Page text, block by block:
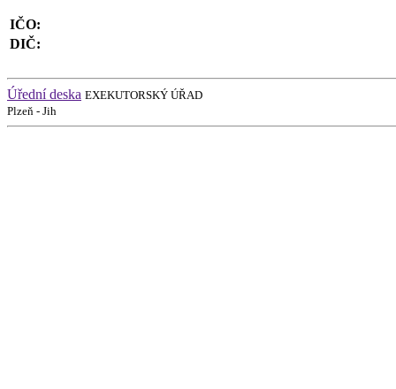
IČO:
DIČ:
Úřední deska EXEKUTORSKÝ ÚŘAD
Plzeň - Jih